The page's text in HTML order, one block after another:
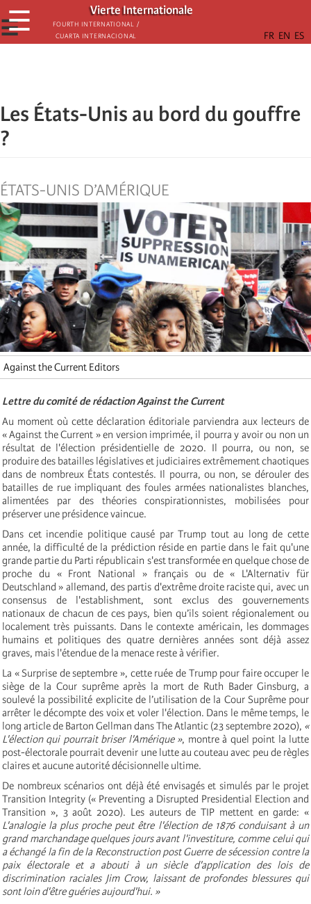
Skip
to
main
Vierte Internationale
Fourth International /
Cuarta Internacional
☰
☰
Les États-Unis au bord du gouffre
?
ÉTATS-UNIS D’AMÉRIQUE
Against the Current Editors
Lettre du comité de rédaction Against the Current
Au moment où cette déclaration éditoriale parviendra aux lecteurs de
« Against the Current » en version imprimée, il pourra y avoir ou non un
résultat de l'élection présidentielle de 2020. Il pourra, ou non, se
produire des batailles législatives et judiciaires extrêmement chaotiques
dans de nombreux États contestés. Il pourra, ou non, se dérouler des
batailles de rue impliquant des foules armées nationalistes blanches,
alimentées par des théories conspirationnistes, mobilisées pour
préserver une présidence vaincue.
Dans cet incendie politique causé par Trump tout au long de cette
année, la difficulté de la prédiction réside en partie dans le fait qu'une
grande partie du Parti républicain s'est transformée en quelque chose de
proche du « Front National » français ou de « L'Alternativ für
Deutschland » allemand, des partis d'extrême droite raciste qui, avec un
consensus de l'establishment, sont exclus des gouvernements
nationaux de chacun de ces pays, bien qu’ils soient régionalement ou
localement très puissants. Dans le contexte américain, les dommages
humains et politiques des quatre dernières années sont déjà assez
graves, mais l'étendue de la menace reste à vérifier.
La « Surprise de septembre », cette ruée de Trump pour faire occuper le
siège de la Cour suprême après la mort de Ruth Bader Ginsburg, a
soulevé la possibilité explicite de l’utilisation de la Cour Suprême pour
arrêter le décompte des voix et voler l'élection. Dans le même temps, le
long article de Barton Gellman dans The Atlantic (23 septembre 2020), «
L'élection qui pourrait briser l'Amérique », montre à quel point la lutte
post-électorale pourrait devenir une lutte au couteau avec peu de règles
claires et aucune autorité décisionnelle ultime.
De nombreux scénarios ont déjà été envisagés et simulés par le projet
Transition Integrity (« Preventing a Disrupted Presidential Election and
Transition », 3 août 2020). Les auteurs de TIP mettent en garde: «
L'analogie la plus proche peut être l'élection de 1876 conduisant à un
grand marchandage quelques jours avant l'investiture, comme celui qui
a échangé la fin de la Reconstruction post Guerre de sécession contre la
paix électorale et a abouti à un siècle d'application des lois de
discrimination raciales Jim Crow, laissant de profondes blessures qui
sont loin d'être guéries aujourd'hui. »